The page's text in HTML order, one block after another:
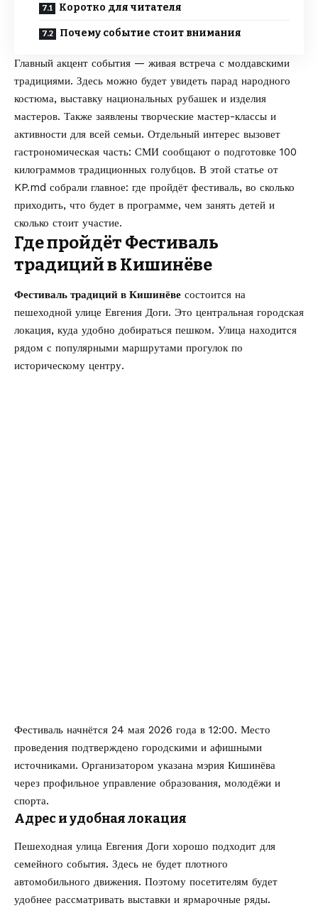
Коротко для читателя
Почему событие стоит внимания
Главный акцент события — живая встреча с молдавскими
традициями. Здесь можно будет увидеть парад народного
костюма, выставку национальных рубашек и изделия
мастеров. Также заявлены творческие мастер-классы и
активности для всей семьи. Отдельный интерес вызовет
гастрономическая часть: СМИ сообщают о подготовке 100
килограммов традиционных голубцов. В этой статье от
KP.md собрали главное: где пройдёт фестиваль, во сколько
приходить, что будет в программе, чем занять детей и
сколько стоит участие.
Где пройдёт Фестиваль
традиций в Кишинёве
Фестиваль традиций в Кишинёве состоится на
пешеходной улице Евгения Доги. Это центральная городская
локация, куда удобно добираться пешком. Улица находится
рядом с популярными маршрутами прогулок по
историческому центру.
Фестиваль начнётся 24 мая 2026 года в 12:00. Место
проведения подтверждено городскими и афишными
источниками. Организатором указана мэрия Кишинёва
через профильное управление образования, молодёжи и
спорта.
Адрес и удобная локация
Пешеходная улица Евгения Доги хорошо подходит для
семейного события. Здесь не будет плотного
автомобильного движения. Поэтому посетителям будет
удобнее рассматривать выставки и ярмарочные ряды.